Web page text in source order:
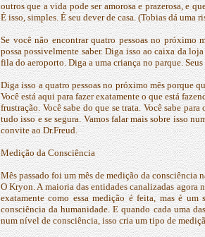
outros que a vida pode ser amorosa e prazerosa, e
É isso, simples. É seu dever de casa. (Tobias dá uma
Se você não encontrar quatro pessoas no próximo
possa possivelmente saber. Diga isso ao caixa da
fila do aeroporto. Diga a uma criança no parque.
Diga isso a quatro pessoas no próximo mês porque
Você está aqui para fazer exatamente o que está
frustração. Você sabe do que se trata. Você sabe
tudo isso e se segura. Vamos falar mais sobre isso
convite ao Dr.Freud.
Medição da Consciência
Mês passado foi um mês de medição da consciência
O Kryon. A maioria das entidades canalizadas
exatamente como essa medição é feita, mas é
consciência da humanidade. E quando cada uma
num nível de consciência, isso cria um tipo de